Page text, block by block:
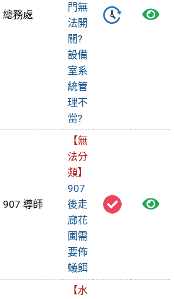
總務處
門無
法開
關?
設備
室系
統管
理不
當?
檢
907 導師
【無
法分
類】
907
後走
廊花
圃需
要佈
蟻餌
檢
修
【水